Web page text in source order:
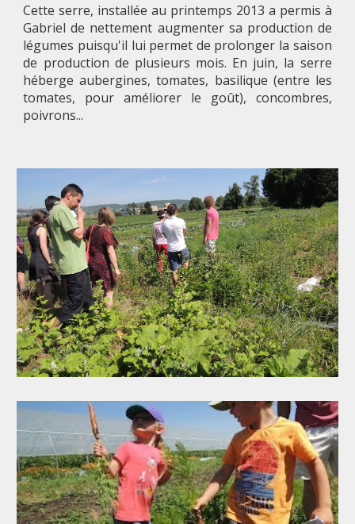
Cette serre, installée au printemps 2013 a permis à
Gabriel de nettement augmenter sa production de
légumes puisqu'il lui permet de prolonger la saison
de production de plusieurs mois. En juin, la serre
héberge aubergines, tomates, basilique (entre les
tomates, pour améliorer le goût), concombres,
poivrons...